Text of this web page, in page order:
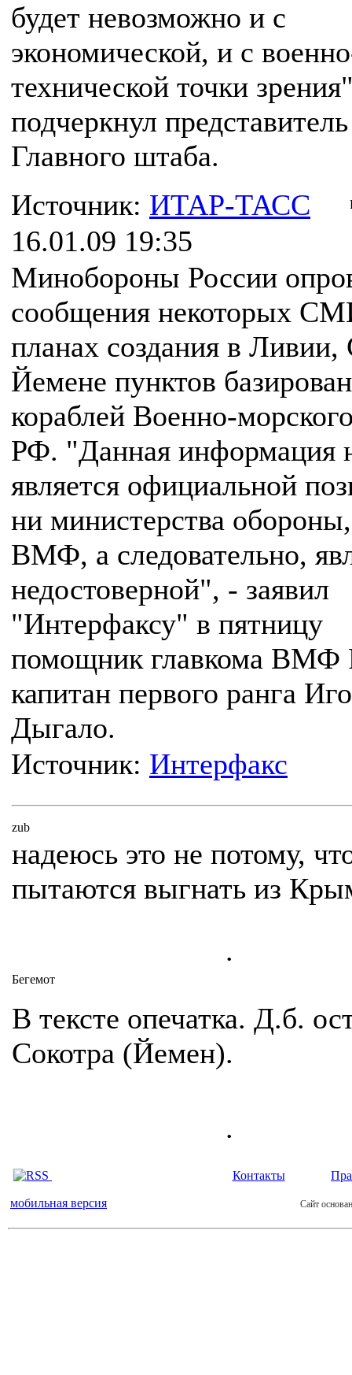
будет невозможно и с
экономической, и с
технической точки
подчеркнул представитель
Главного штаба.
Источник: ИТАР-ТАСС
16.01.09 19:35
Минобороны России
сообщения некоторых
планах создания в
Йемене пунктов
кораблей Военно-
РФ. "Данная информация
является официальной
ни министерства
ВМФ, а следовательно,
недостоверной", - заявил
"Интерфаксу" в пятницу
помощник главкома ВМФ
капитан первого ранга
Дыгало.
Источник: Интерфакс
zub
надеюсь это не потому,
пытаются выгнать из
.
Бегемот
В тексте опечатка. Д.б.
Сокотра (Йемен).
.
Контакты
мобильная версия Сайт